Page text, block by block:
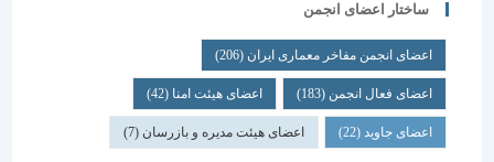
ساختار اعضای انجمن
اعضای انجمن مفاخر معماری ایران (206)
اعضای فعال انجمن(183) اعضای هیئت امنا(42)
اعضای جاوید(22) اعضای هیئت مدیره و بازرسان(7)